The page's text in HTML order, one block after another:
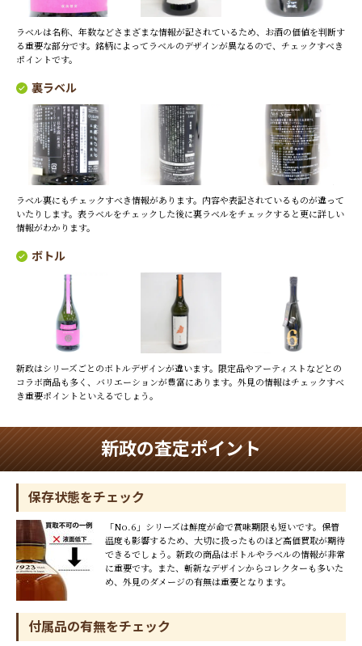
ラベルは名称、年数などさまざまな情報が記されているため、お酒の価値を判断す
る重要な部分です。銘柄によってラベルのデザインが異なるので、チェックすべき
ポイントです。
裏ラベル
ラベル裏にもチェックすべき情報があります。内容や表記されているものが違って
いたりします。表ラベルをチェックした後に裏ラベルをチェックすると更に詳しい
情報がわかります。
ボトル
新政はシリーズごとのボトルデザインが違います。限定品やアーティストなどとの
コラボ商品も多く、バリエーションが豊富にあります。外見の情報はチェックすべ
き重要ポイントといえるでしょう。
新政の査定ポイント
保存状態をチェック
「No.6」シリーズは鮮度が命で賞味期限も短いです。保管
温度も影響するため、大切に扱ったものほど高価買取が期待
できるでしょう。新政の商品はボトルやラベルの情報が非常
に重要です。また、斬新なデザインからコレクターも多いた
め、外見のダメージの有無は重要となります。
付属品の有無をチェック